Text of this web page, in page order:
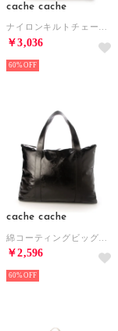
cache cache
ナイロンキルトチェーントート （BK）
￥3,036
60%
cache cache
￥2,596
60%